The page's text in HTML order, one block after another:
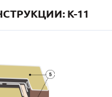
K-11